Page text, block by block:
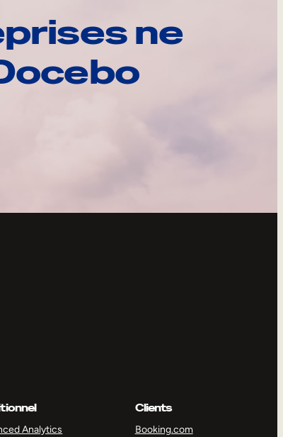
ne
Analytics
Clients
Booking.com